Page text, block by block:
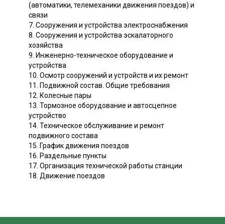
(автоматики, телемеханики движения поездов) и
связи
7. Сооружения и устройства электроснабжения
8. Сооружения и устройства эскалаторного
хозяйства
9. Инженерно-техническое оборудование и
устройства
10. Осмотр сооружений и устройств и их ремонт
11. Подвижной состав. Общие требования
12. Колесные пары
13. Тормозное оборудование и автосцепное
устройство
14. Техническое обслуживание и ремонт
подвижного состава
15. График движения поездов
16. Раздельные пункты
17. Организация технической работы станции
18. Движение поездов